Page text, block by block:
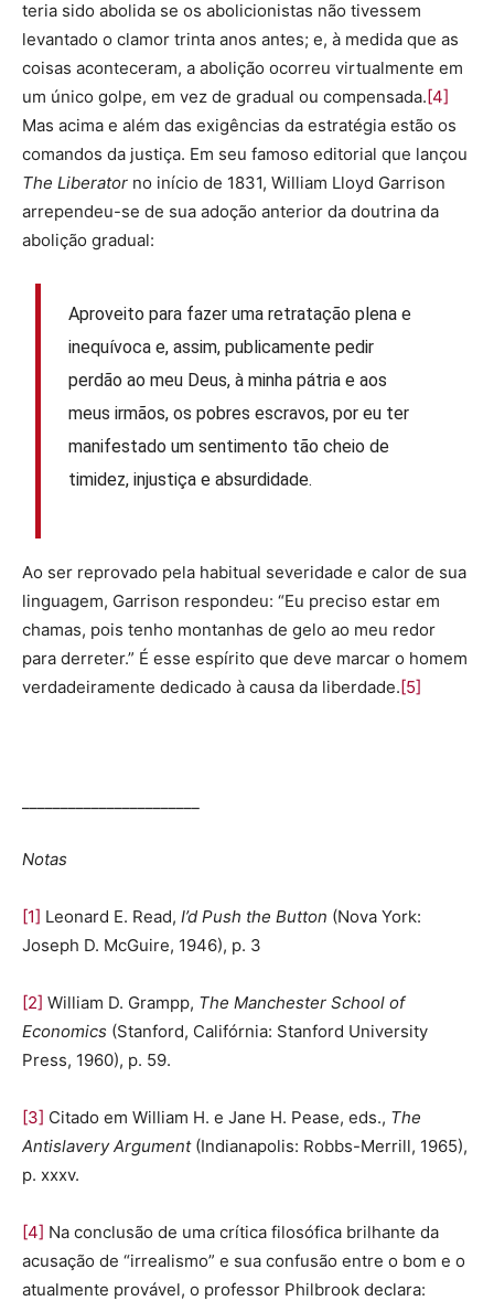
teria sido abolida se os abolicionistas não tivessem
levantado o clamor trinta anos antes; e, à medida que as
coisas aconteceram, a abolição ocorreu virtualmente em
um único golpe, em vez de gradual ou compensada.[4]
Mas acima e além das exigências da estratégia estão os
comandos da justiça. Em seu famoso editorial que lançou
The Liberator no início de 1831, William Lloyd Garrison
arrependeu-se de sua adoção anterior da doutrina da
abolição gradual:
Aproveito para fazer uma retratação plena e
inequívoca e, assim, publicamente pedir
perdão ao meu Deus, à minha pátria e aos
meus irmãos, os pobres escravos, por eu ter
manifestado um sentimento tão cheio de
timidez, injustiça e absurdidade.
Ao ser reprovado pela habitual severidade e calor de sua
linguagem, Garrison respondeu: “Eu preciso estar em
chamas, pois tenho montanhas de gelo ao meu redor
para derreter.” É esse espírito que deve marcar o homem
verdadeiramente dedicado à causa da liberdade.[5]
Notas
[1] Leonard E. Read, I’d Push the Button (Nova York:
Joseph D. McGuire, 1946), p. 3
[2] William D. Grampp, The Manchester School of
Economics (Stanford, Califórnia: Stanford University
Press, 1960), p. 59.
[3] Citado em William H. e Jane H. Pease, eds., The
Antislavery Argument(Indianapolis: Robbs-Merrill, 1965),
p. xxxv.
[4] Na conclusão de uma crítica filosófica brilhante da
acusação de “irrealismo” e sua confusão entre o bom e o
atualmente provável, o professor Philbrook declara: